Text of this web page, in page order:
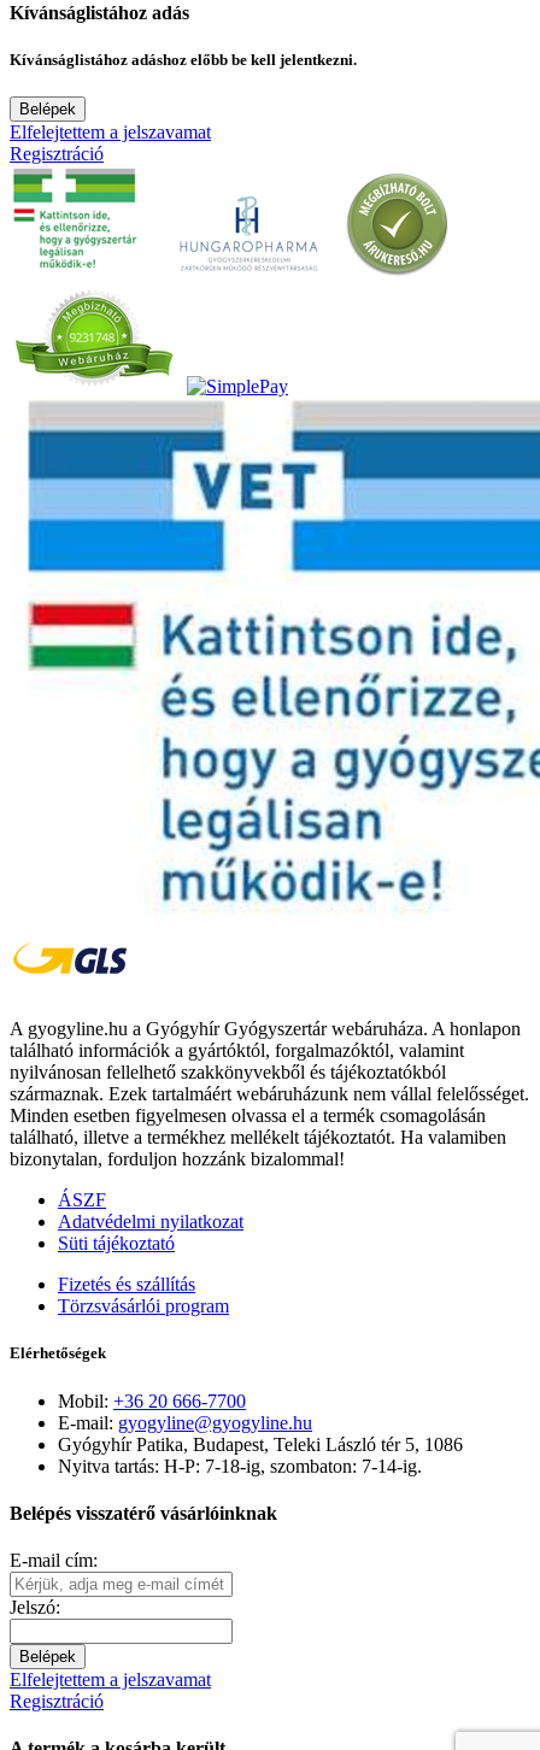
Kívánságlistához adás
Kívánságlistához adáshoz előbb be kell jelentkezni.
Belépek
Elfelejtettem a jelszavamat
Regisztráció
A gyogyline.hu a Gyógyhír Gyógyszertár webáruháza. A honlapon
található információk a gyártóktól, forgalmazóktól, valamint
nyilvánosan fellelhető szakkönyvekből és tájékoztatókból
származnak. Ezek tartalmáért webáruházunk nem vállal felelősséget.
Minden esetben figyelmesen olvassa el a termék csomagolásán
található, illetve a termékhez mellékelt tájékoztatót. Ha valamiben
bizonytalan, forduljon hozzánk bizalommal!
ÁSZF
Adatvédelmi nyilatkozat
Süti tájékoztató
Fizetés és szállítás
Törzsvásárlói program
Elérhetőségek
Mobil: +36 20 666-7700
E-mail: gyogyline@gyogyline.hu
Gyógyhír Patika, Budapest, Teleki László tér 5, 1086
Nyitva tartás: H-P: 7-18-ig, szombaton: 7-14-ig.
Belépés visszatérő vásárlóinknak
E-mail cím:
Jelszó:
Belépek
Elfelejtettem a jelszavamat
Regisztráció